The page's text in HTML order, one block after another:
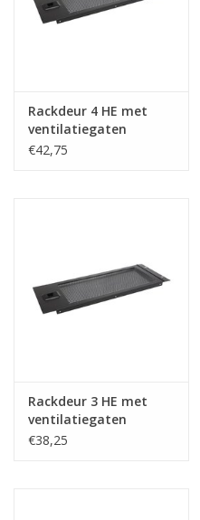
Kooimoeren
19 inch overig
Rackdeur 4 HE met
ventilatiegaten
€42,75
Rackdeur 3 HE met
ventilatiegaten
€38,25